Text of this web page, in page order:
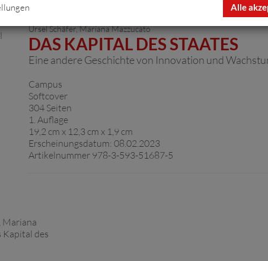
Ursel Schäfer,Mariana Mazzucato
DAS KAPITAL DES STAATES
Eine andere Geschichte von Innovation und
Campus
Softcover
304 Seiten
1. Auflage
19,2 cm x 12,3 cm x 1,9 cm
Erscheinungsdatum: 08.02.2023
Artikelnummer 978-3-593-51687-5
Alle